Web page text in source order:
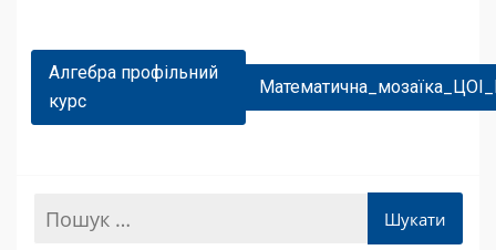
Навігація
Записів
Алгебра профільний
курс